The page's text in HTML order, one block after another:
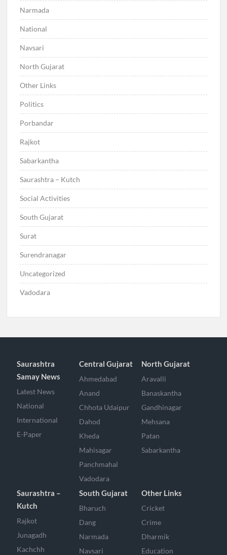
Narmada
National
Navsari
North Gujarat
Other Links
Politics
Porbandar
Rajkot
Sabarkantha
Saurashtra – Kutch
Social Activities
South Gujarat
Surat
Surendranagar
Uncategorized
Vadodara
Saurashtra
Samay News
Latest News
National
International
E-Paper
Central Gujarat
Ahmedabad
Anand
Chhota Udaipur
Dahod
Kheda
Mahisagar
Panchmahal
Vadodara
North Gujarat
Aravalli
Banaskantha
Gandhinagar
Mehsana
Patan
Sabarkantha
Saurashtra –
Kutch
Rajkot
Junagadh
Kachchh
South Gujarat
Bharuch
Dang
Narmada
Navsari
Other Links
Cricket
Crime
Dharmik
Education